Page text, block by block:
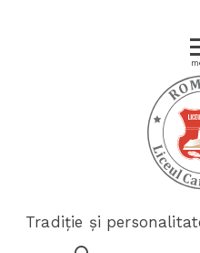
Tradiție și